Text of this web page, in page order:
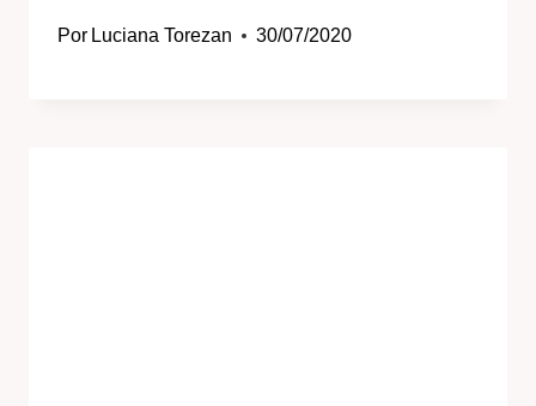
Por Luciana Torezan 30/07/2020